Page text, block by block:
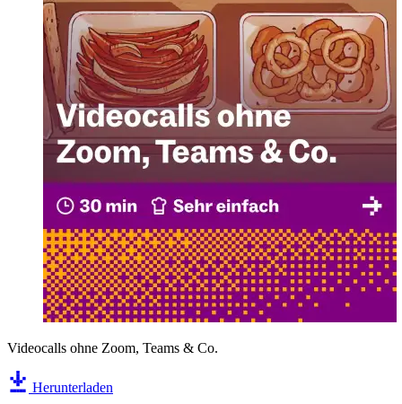
Videocalls ohne Zoom, Teams & Co.
Herunterladen